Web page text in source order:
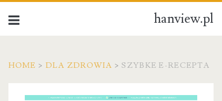
hanview.pl
HOME > DLA ZDROWIA >SZYBKE E-RECEPTA